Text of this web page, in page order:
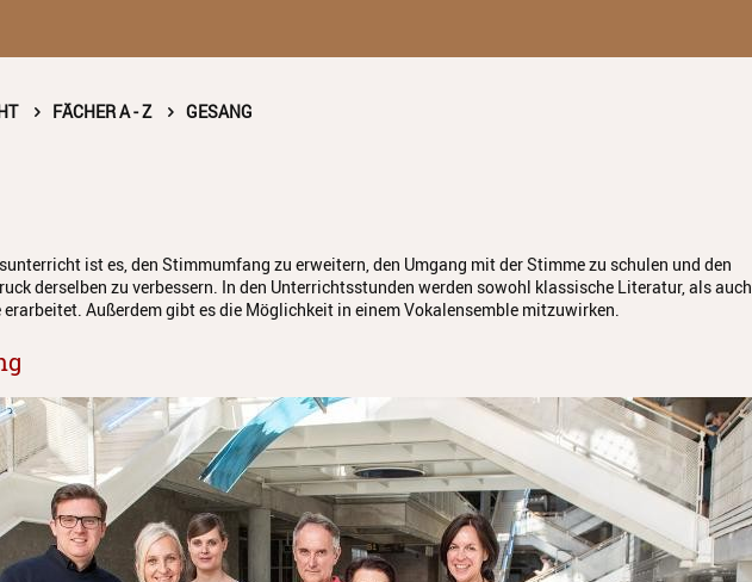
FÄCHER A - Z GESANG
ist es, den Stimmumfang zu erweitern, den Umgang mit der Stimme zu schulen und den
derselben zu verbessern. In den Unterrichtsstunden werden sowohl klassische Literatur, als auch
erarbeitet. Außerdem gibt es die Möglichkeit in einem Vokalensemble mitzuwirken.